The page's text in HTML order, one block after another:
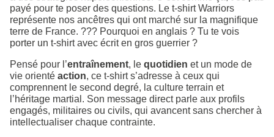
payé pour te poser des questions. Le t-shirt Warriors
représente nos ancêtres qui ont marché sur la magnifique
terre de France. ??? Pourquoi en anglais ? Tu te vois
porter un t-shirt avec écrit en gros guerrier ?
Pensé pour l’entraînement, le quotidien et un mode de
vie orienté action, ce t-shirt s’adresse à ceux qui
comprennent le second degré, la culture terrain et
l’héritage martial. Son message direct parle aux profils
engagés, militaires ou civils, qui avancent sans chercher à
intellectualiser chaque contrainte.